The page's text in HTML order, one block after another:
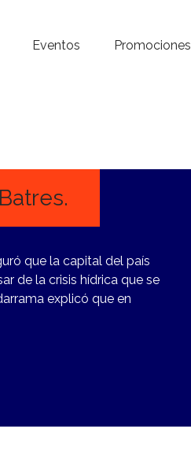
Eventos Promociones
que la capital del país
de la crisis hídrica que se
explicó que en